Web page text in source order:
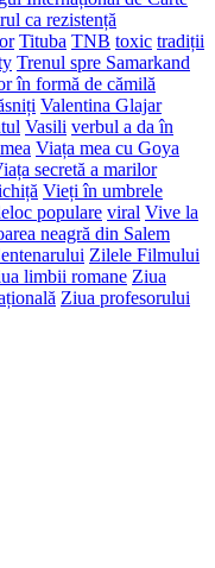
ca rezistență
Tituba TNB toxic tradiții
Trenul spre Samarkand
în formă de cămilă
Valentina Glajar
Vasili verbul a da în
Viața mea cu Goya
secretă a marilor
Vieți în umbrele
populare viral Vive la
neagră din Salem
Zilele Filmului
limbii romane Ziua
Ziua profesorului